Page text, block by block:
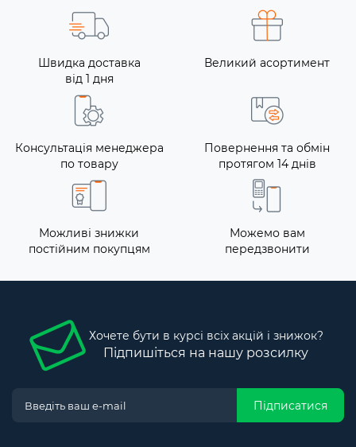
Швидка доставка
від 1 дня
Великий асортимент
Консультація менеджера
по товару
Повернення та обмін
протягом 14 днів
Можливі знижки
постійним покупцям
Можемо вам
передзвонити
Хочете бути в курсі всіх акцій і знижок?
Підпишіться на нашу розсилку
Підписатися